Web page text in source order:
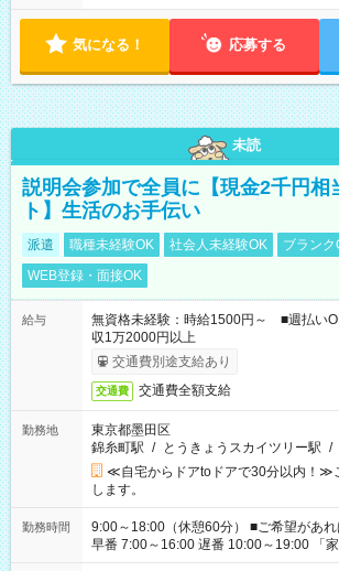
気になる！ 応募する
未読
説明会参加で全員に【現金2千円相
ト】生活のお手伝い
派遣 職種未経験OK 社会人未経験OK
ブランク
WEB登録・面接OK
給与
無資格未経験：時給1500円～ ■週払
収1万2000円以上
交通費別途支給あり
交通費 交通費全額支給
勤務地
東京都墨田区
錦糸町駅 / とうきょうスカイツリー駅 /
≪自宅からドアtoドアで30分以内！≫
します。
勤務時間
9:00～18:00（休憩60分） ■ご希望があれば下記シフトもOK！
早番 7:00～16:00 遅番 10:00～19:00 「家族と休みを合わせた
い」 「余裕を持って夕飯の準備がしたい